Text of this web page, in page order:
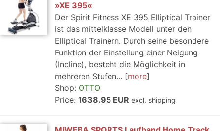
»XE 395«
Der Spirit Fitness XE 395 Elliptical Trainer
ist das mittelklasse Modell unter den
Elliptical Trainern. Durch seine besondere
Funktion der Einstellung einer Neigung
(Incline), besteht die Möglichkeit in
mehreren Stufen...
more
Shop: OTTO
Price: 1638.95 EUR excl. shipping